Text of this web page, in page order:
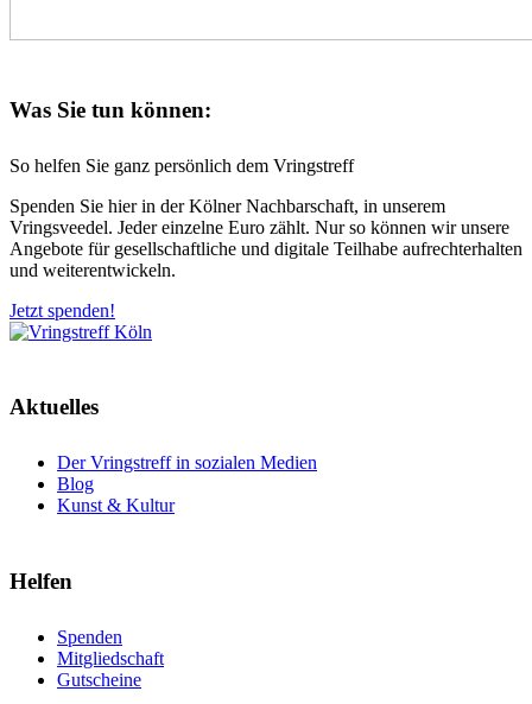
Was Sie tun können:
So helfen Sie ganz persönlich dem Vringstreff
Spenden Sie hier in der Kölner Nachbarschaft, in unserem
Vringsveedel. Jeder einzelne Euro zählt. Nur so können wir unsere
Angebote für gesellschaftliche und digitale Teilhabe aufrechterhalten
und weiterentwickeln.
Jetzt spenden!
Aktuelles
Der Vringstreff in sozialen Medien
Blog
Kunst & Kultur
Helfen
Spenden
Mitgliedschaft
Gutscheine